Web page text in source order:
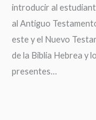
introducir al
al Antiguo
este y el Nuevo
de la Biblia Hebrea y
presentes…